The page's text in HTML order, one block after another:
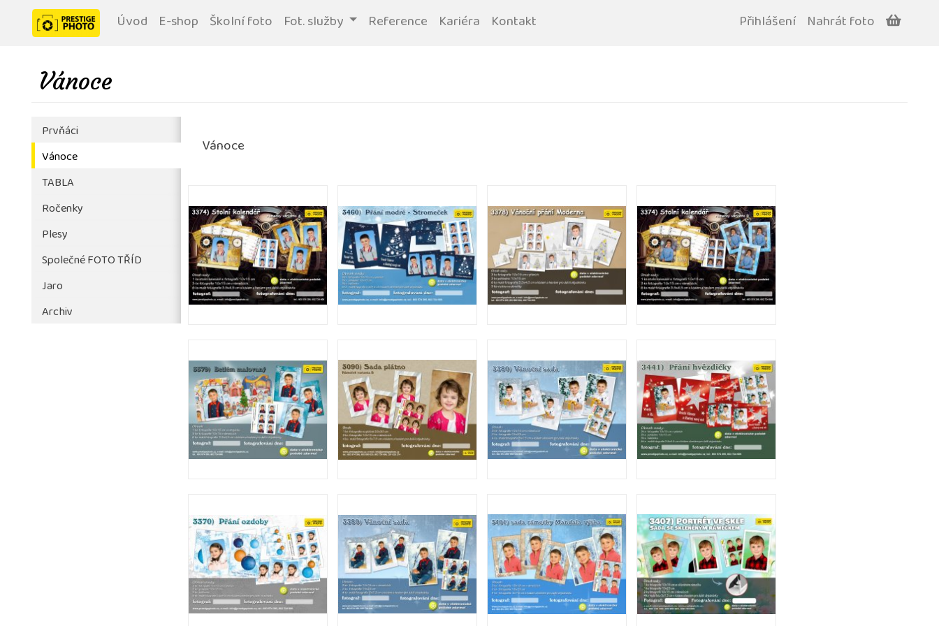
Úvod E-shop Školní foto Fot. služby Reference Kariéra Kontakt Přihlášení Nahrát foto
Vánoce
Prvňáci
Vánoce
TABLA
Ročenky
Plesy
Společné FOTO TŘÍD
Jaro
Archiv
Vánoce